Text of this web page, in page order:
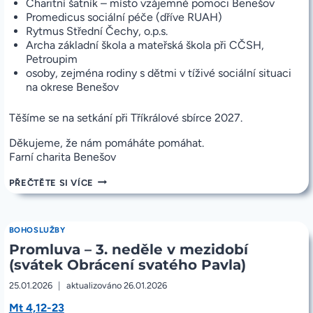
Charitní šatník – místo vzájemné pomoci Benešov
Promedicus sociální péče (dříve RUAH)
Rytmus Střední Čechy, o.p.s.
Archa základní škola a mateřská škola při CČSH,
Petroupim
osoby, zejména rodiny s dětmi v tíživé sociální situaci
na okrese Benešov
Těšíme se na setkání při Tříkrálové sbírce 2027.
Děkujeme, že nám pomáháte pomáhat.
Farní charita Benešov
PŘEČTĚTE SI VÍCE PODĚKOVÁNÍ
2026
BOHOSLUŽBY
Promluva – 3. neděle v mezidobí
(svátek Obrácení svatého Pavla)
25.01.2026 aktualizováno 26.01.2026
Mt 4,12-23